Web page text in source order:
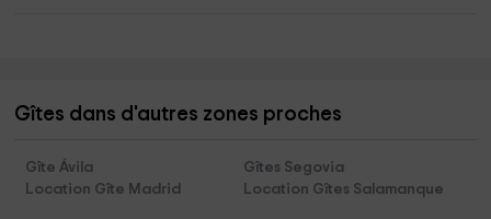
Gîtes dans d'autres zones proches
Gîte Ávila
Gîtes Segovia
Location Gîte Madrid
Location Gîtes Salamanque